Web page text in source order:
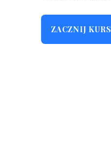
ZACZNIJ KURS